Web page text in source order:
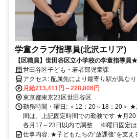
学童クラブ指導員(北沢エリア)
【区職員】世田谷区立小学校の学童指導
★若い世代のスタッフ多数★資格なしOK！
する学童でのお仕事！
世田谷区子ども・若者部児童課
アクセス: 配属先により最寄り駅が異なります。 ※配属先小学校の最
寄り駅の一例 池ノ上駅／下北沢駅／世田
駅／経堂駅／松原駅／下高井戸駅 ●小田急線、田園都市線、東横線、
大井町線、 世田谷線、井の頭線など 色
渋谷区や品川区の23区内をはじめ、 横
面、 また府中市や調布市など 西東京方
◎
月給213,411円～228,806円
東京都東京23区世田谷区
勤務時間・曜日: ＜12：20～18：20＞
間は、上記固定時間での勤務です ★月
各月17～23日以内で調整 ※曜日固定は
仕事内容: ★子どもたちの“放課後”を支